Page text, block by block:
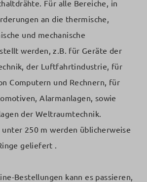
Für alle Bereiche, in
an die thermische,
und mechanische
werden, z.B. für Geräte der
der Luftfahrtindustrie, für
Computern und Rechnern, für
Alarmanlagen, sowie
der Weltraumtechnik.
unter 250 m werden üblicherweise
geliefert .
Bestellungen kann es passieren,